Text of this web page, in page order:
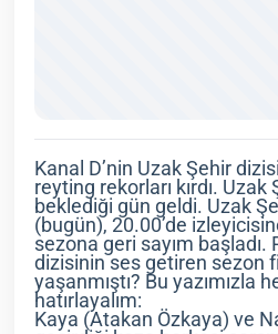
Kanal D’nin Uzak Şehir
reyting rekorları kırdı.
beklediği gün geldi. Uzak
(bugün), 20.00’de
sezona geri sayım başladı.
dizisinin ses getiren sezon
yaşanmıştı? Bu yazımızla
hatırlayalım:
Kaya (Atakan Özkaya) ve